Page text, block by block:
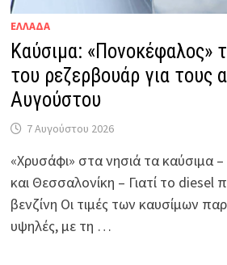
ΕΛΛΑΔΑ
Καύσιμα: «Πονοκέφαλος»
του ρεζερβουάρ για τους
Αυγούστου
7 Αυγούστου 2026
«Χρυσάφι» στα νησιά τα καύσιμα –
και Θεσσαλονίκη – Γιατί το diesel
βενζίνη Οι τιμές των καυσίμων
υψηλές, με τη …